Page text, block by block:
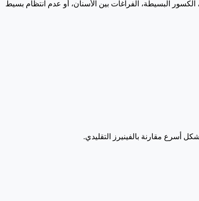
البسيطة، الفراغات بين الأسنان، أو عدم انتظام بسيط
أسرع مقارنة بالفينيرز التقليدي.